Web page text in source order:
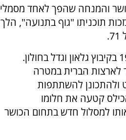
והמנחה שהפך לאחד מסמלי
תוכניתו "גוף בתנועה", הלך
ינקלביץ' נולד בשנת 1954 בקיבוץ גלאון וגדל בחולון.
לארצות הברית במטרה
להשתתפות
קטעה את חלומו
למסלול חדש בתחום הכושר